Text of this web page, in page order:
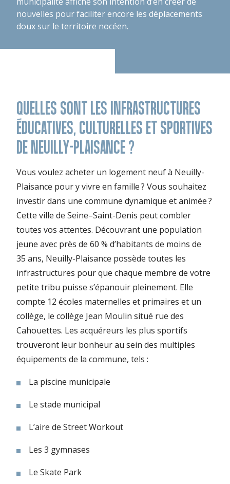
nouvelles pour faciliter encore les déplacements
doux sur le territoire nocéen.
QUELLES SONT LES INFRASTRUCTURES
ÉDUCATIVES, CULTURELLES ET SPORTIVES
DE NEUILLY-PLAISANCE ?
Vous voulez acheter un logement neuf à Neuilly-
Plaisance pour y vivre en famille ? Vous souhaitez
investir dans une commune dynamique et animée ?
Cette ville de Seine–Saint-Denis peut combler
toutes vos attentes. Découvrant une population
jeune avec près de 60 % d’habitants de moins de
35 ans, Neuilly-Plaisance possède toutes les
infrastructures pour que chaque membre de votre
petite tribu puisse s’épanouir pleinement. Elle
compte 12 écoles maternelles et primaires et un
collège, le collège Jean Moulin situé rue des
Cahouettes. Les acquéreurs les plus sportifs
trouveront leur bonheur au sein des multiples
équipements de la commune, tels :
La piscine municipale
Le stade municipal
L’aire de Street Workout
Les 3 gymnases
Le Skate Park